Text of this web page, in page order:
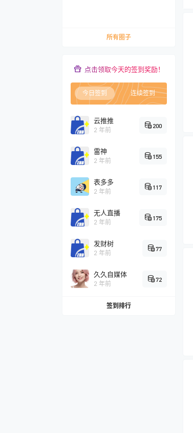
所有圈子
点击领取今天的签到奖励！
今日签到 连续签到
云推推
2 年前
200
雷神
2 年前
155
表多多
2 年前
117
无人直播
2 年前
175
发财树
2 年前
77
久久自媒体
2 年前
72
签到排行